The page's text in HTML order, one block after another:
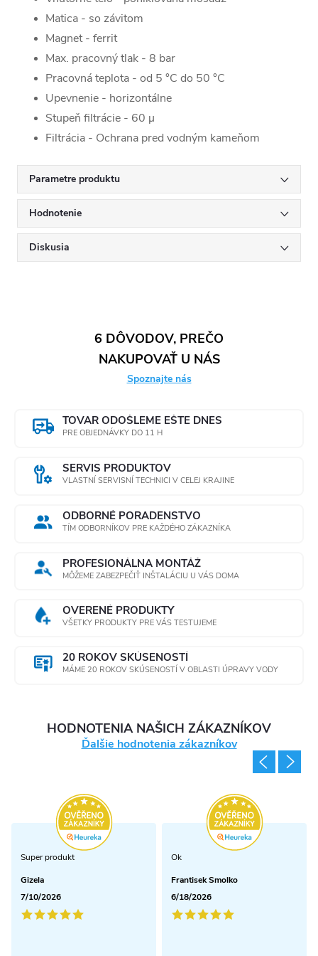
Matica - so závitom
Magnet - ferrit
Max. pracovný tlak - 8 bar
Pracovná teplota - od 5 °C do 50 °C
Upevnenie - horizontálne
Stupeň filtrácie - 60 µ
Filtrácia - Ochrana pred vodným kameňom
Parametre produktu
Hodnotenie
Diskusia
6 DÔVODOV, PREČO
NAKUPOVAŤ U NÁS
Spoznajte nás
TOVAR ODOŠLEME EŠTE DNES
PRE OBJEDNÁVKY DO 11 H
SERVIS PRODUKTOV
VLASTNÍ SERVISNÍ TECHNICI V CELEJ KRAJINE
ODBORNÉ PORADENSTVO
TÍM ODBORNÍKOV PRE KAŽDÉHO ZÁKAZNÍKA
PROFESIONÁLNA MONTÁŽ
MÔŽEME ZABEZPEČIŤ INŠTALÁCIU U VÁS DOMA
OVERENÉ PRODUKTY
VŠETKY PRODUKTY PRE VÁS TESTUJEME
20 ROKOV SKÚSENOSTÍ
MÁME 20 ROKOV SKÚSENOSTÍ V OBLASTI ÚPRAVY VODY
HODNOTENIA NAŠICH ZÁKAZNÍKOV
Ďalšie hodnotenia zákazníkov
Super produkt
Gizela
7/10/2026
Ok
Frantisek Smolko
6/18/2026